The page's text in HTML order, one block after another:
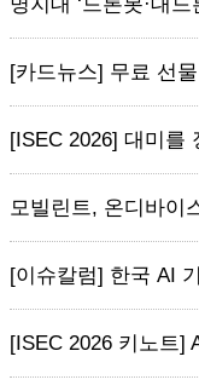
[카드뉴스] 무료 선
[ISEC 2026] 대미를
모빌린트, 온디바이
[이슈칼럼] 한국 AI
[ISEC 2026 키노트]